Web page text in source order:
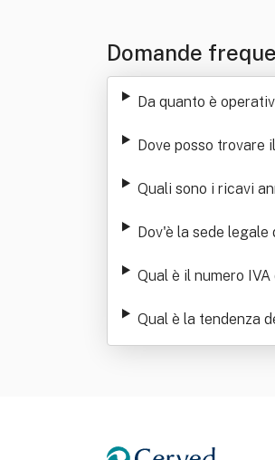
Domande
Da quanto è
Dove posso trovare
Quali sono i ricavi
Dov'è la sede legale
Qual è il numero
Qual è la tendenza